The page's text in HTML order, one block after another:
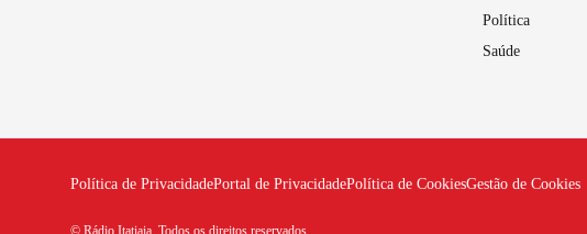
Política
Saúde
Política de PrivacidadePortal de PrivacidadePolítica de CookiesGestão de Cookies
© Rádio Itatiaia. Todos os direitos reservados.